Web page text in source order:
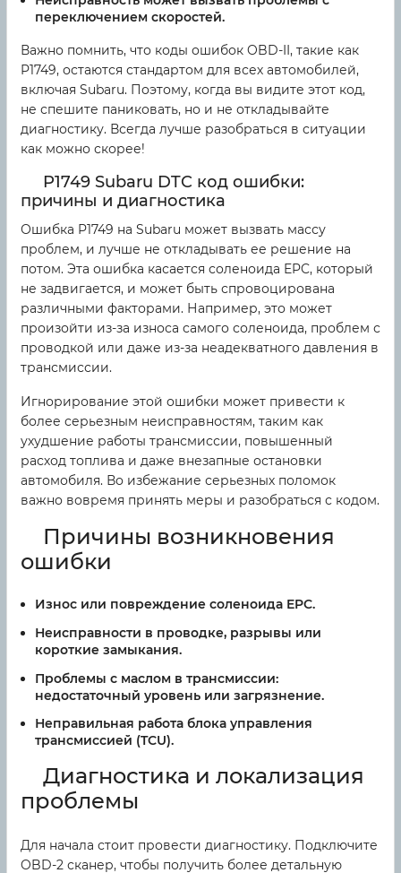
переключением скоростей.
Важно помнить, что коды ошибок OBD-II, такие как
P1749, остаются стандартом для всех автомобилей,
включая Subaru. Поэтому, когда вы видите этот код,
не спешите паниковать, но и не откладывайте
диагностику. Всегда лучше разобраться в ситуации
как можно скорее!
P1749 Subaru DTC код ошибки:
причины и диагностика
Ошибка P1749 на Subaru может вызвать массу
проблем, и лучше не откладывать ее решение на
потом. Эта ошибка касается соленоида EPC, который
не задвигается, и может быть спровоцирована
различными факторами. Например, это может
произойти из-за износа самого соленоида, проблем с
проводкой или даже из-за неадекватного давления в
трансмиссии.
Игнорирование этой ошибки может привести к
более серьезным неисправностям, таким как
ухудшение работы трансмиссии, повышенный
расход топлива и даже внезапные остановки
автомобиля. Во избежание серьезных поломок
важно вовремя принять меры и разобраться с кодом.
Причины возникновения
ошибки
Износ или повреждение соленоида EPC.
Неисправности в проводке, разрывы или
короткие замыкания.
Проблемы с маслом в трансмиссии:
недостаточный уровень или загрязнение.
Неправильная работа блока управления
трансмиссией (TCU).
Диагностика и локализация
проблемы
Для начала стоит провести диагностику. Подключите
OBD-2 сканер, чтобы получить более детальную